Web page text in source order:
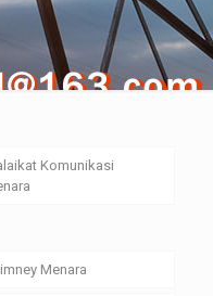
Komunikasi
Menara